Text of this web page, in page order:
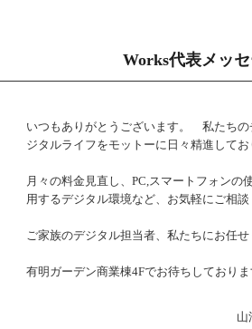
Works代表メッ
いつもありがとうございます。 私たちの
ジタルライフをモットーに日々精進してお
月々の料金見直し、PC,スマートフォンの
用するデジタル環境など、お気軽にご相談
ご家族のデジタル担当者、私たちにお任せ
有明ガーデン商業棟4Fでお待ちしておりま
山